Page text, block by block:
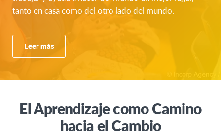
tanto en casa como del otro lado del mundo.
Leer más
El Aprendizaje como Camino
hacia el Cambio